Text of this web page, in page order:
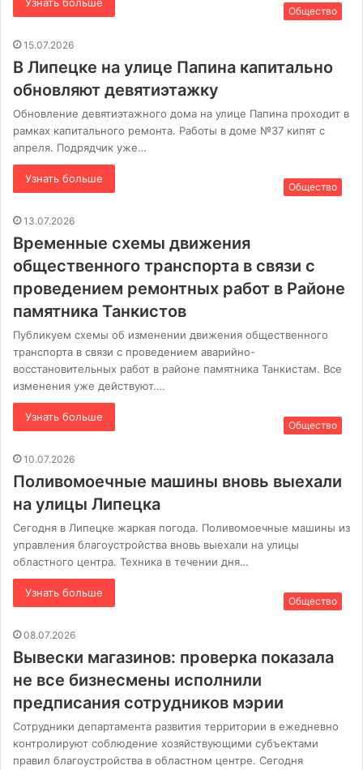
Общество
15.07.2026
В Липецке на улице Папина капитально
обновляют девятиэтажку
Обновление девятиэтажного дома на улице Папина проходит в
рамках капитального ремонта. Работы в доме №37 кипят с
апреля. Подрядчик уже…
Узнать больше
Общество
13.07.2026
Временные схемы движения
общественного транспорта в связи с
проведением ремонтных работ в Районе
памятника Танкистов
Публикуем схемы об изменении движения общественного
транспорта в связи с проведением аварийно-
восстановительных работ в районе памятника Танкистам. Все
изменения уже действуют.…
Узнать больше
Общество
10.07.2026
Поливомоечные машины вновь выехали
на улицы Липецка
Сегодня в Липецке жаркая погода. Поливомоечные машины из
управления благоустройства вновь выехали на улицы
областного центра. Техника в течении дня…
Узнать больше
Общество
08.07.2026
Вывески магазинов: проверка показала
не все бизнесмены исполнили
предписания сотрудников мэрии
Сотрудники департамента развития территории в ежедневно
контролируют соблюдение хозяйствующими субъектами
правил благоустройства в областном центре. Сегодня